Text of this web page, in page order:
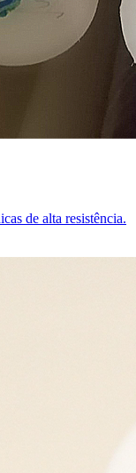
de alta resistência.